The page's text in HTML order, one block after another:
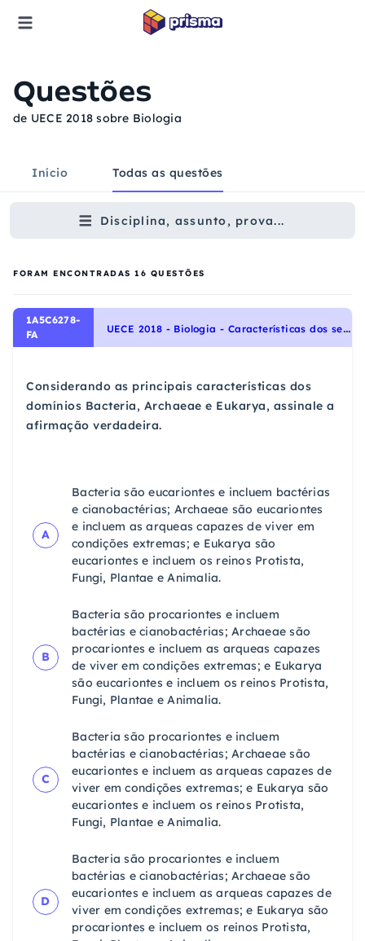
Questões
de UECE 2018 sobre Biologia
Início Todas as questões
Disciplina, assunto, prova...
FORAM ENCONTRADAS 16 QUESTÕES
1A5C6278-
FA
U
ECE 2018 - Biologia - Características dos seres vivos, Identidade dos seres vivos
Considerando as principais características dos
domínios Bacteria, Archaeae e Eukarya, assinale a
afirmação verdadeira.
A
Bacteria são eucariontes e incluem bactérias
e cianobactérias; Archaeae são eucariontes
e incluem as arqueas capazes de viver em
condições extremas; e Eukarya são
eucariontes e incluem os reinos Protista,
Fungi, Plantae e Animalia.
B
Bacteria são procariontes e incluem
bactérias e cianobactérias; Archaeae são
procariontes e incluem as arqueas capazes
de viver em condições extremas; e Eukarya
são eucariontes e incluem os reinos Protista,
Fungi, Plantae e Animalia.
C
Bacteria são procariontes e incluem
bactérias e cianobactérias; Archaeae são
eucariontes e incluem as arqueas capazes de
viver em condições extremas; e Eukarya são
eucariontes e incluem os reinos Protista,
Fungi, Plantae e Animalia.
D
Bacteria são procariontes e incluem
bactérias e cianobactérias; Archaeae são
eucariontes e incluem as arqueas capazes de
viver em condições extremas; e Eukarya são
procariontes e incluem os reinos Protista,